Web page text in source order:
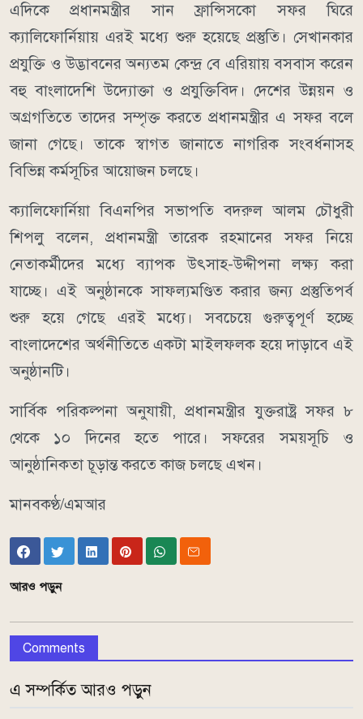
এদিকে প্রধানমন্ত্রীর সান ফ্রান্সিসকো সফর ঘিরে
ক্যালিফোর্নিয়ায় এরই মধ্যে শুরু হয়েছে প্রস্তুতি। সেখানকার
প্রযুক্তি ও উদ্ভাবনের অন্যতম কেন্দ্র বে এরিয়ায় বসবাস করেন
বহু বাংলাদেশি উদ্যোক্তা ও প্রযুক্তিবিদ। দেশের উন্নয়ন ও
অগ্রগতিতে তাদের সম্পৃক্ত করতে প্রধানমন্ত্রীর এ সফর বলে
জানা গেছে। তাকে স্বাগত জানাতে নাগরিক সংবর্ধনাসহ
বিভিন্ন কর্মসূচির আয়োজন চলছে।
ক্যালিফোর্নিয়া বিএনপির সভাপতি বদরুল আলম চৌধুরী
শিপলু বলেন, প্রধানমন্ত্রী তারেক রহমানের সফর নিয়ে
নেতাকর্মীদের মধ্যে ব্যাপক উৎসাহ-উদ্দীপনা লক্ষ্য করা
যাচ্ছে। এই অনুষ্ঠানকে সাফল্যমণ্ডিত করার জন্য প্রস্তুতিপর্ব
শুরু হয়ে গেছে এরই মধ্যে। সবচেয়ে গুরুত্বপূর্ণ হচ্ছে
বাংলাদেশের অর্থনীতিতে একটা মাইলফলক হয়ে দাড়াবে এই
অনুষ্ঠানটি।
সার্বিক পরিকল্পনা অনুযায়ী, প্রধানমন্ত্রীর যুক্তরাষ্ট্র সফর ৮
থেকে ১০ দিনের হতে পারে। সফরের সময়সূচি ও
আনুষ্ঠানিকতা চূড়ান্ত করতে কাজ চলছে এখন।
মানবকণ্ঠ/এমআর
আরও পড়ুন
Comments
এ সম্পর্কিত আরও পড়ুন